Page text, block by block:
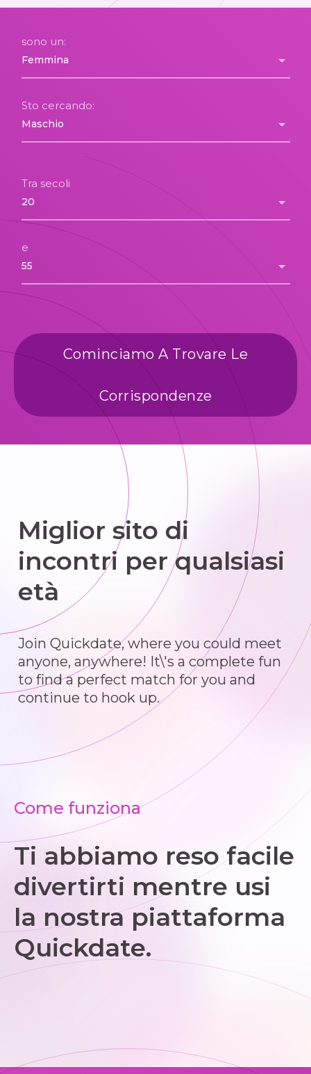
sono un:
Sto cercando:
Tra secoli
e
Cominciamo A Trovare Le
Corrispondenze
Miglior sito di
incontri per qualsiasi
età
Join Quickdate, where you could meet
anyone, anywhere! It\'s a complete fun
to find a perfect match for you and
continue to hook up.
Come funziona
Ti abbiamo reso facile
divertirti mentre usi
la nostra piattaforma
Quickdate.